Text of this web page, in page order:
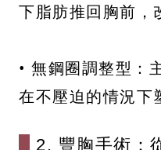
下脂肪推回胸前，
• 無鋼圈調整型：
在不壓迫的情況下
2. 豐胸手術：